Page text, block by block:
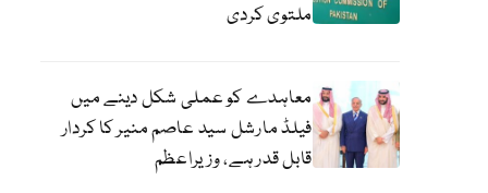
ملتوی کردی
معاہدے کو عملی شکل دینے میں
فیلڈ مارشل سید عاصم منیر کا کردار
قابل قدر ہے، وزیراعظم